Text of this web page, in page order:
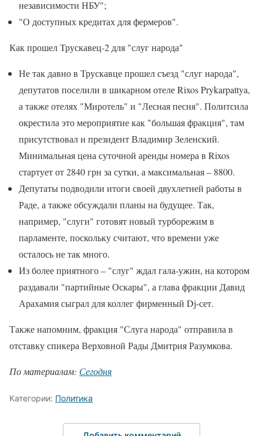
независимости НБУ";
"О доступных кредитах для фермеров".
Как прошел Трускавец-2 для "слуг народа"
Не так давно в Трускавце прошел съезд "слуг народа",
депутатов поселили в шикарном отеле Rixos Prykarpattya,
а также отелях "Миротель" и "Лесная песня". Политсила
окрестила это мероприятие как "большая фракция", там
присутствовал и президент Владимир Зеленский.
Минимальная цена суточной аренды номера в Rixos
стартует от 2840 грн за сутки, а максимальная – 8800.
Депутаты подводили итоги своей двухлетней работы в
Раде, а также обсуждали планы на будущее. Так,
например, "слуги" готовят новый турборежим в
парламенте, поскольку считают, что времени уже
осталось не так много.
Из более приятного – "слуг" ждал гала-ужин, на котором
раздавали "партийные Оскары", а глава фракции Давид
Арахамия сыграл для коллег фирменный Dj-сет.
Также напомним, фракция "Слуга народа" отправила в
отставку спикера Верховной Рады Дмитрия Разумкова.
По материалам: Сегодня
Категории: Политика